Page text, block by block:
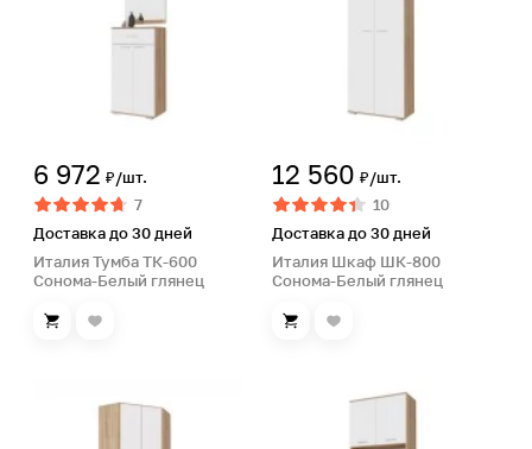
6 972 ₽/шт.
7
Доставка до 30 дней
Италия Тумба ТК-600
Сонома-Белый глянец
12 560 ₽/шт.
10
Доставка до 30 дней
Италия Шкаф ШК-800
Сонома-Белый глянец